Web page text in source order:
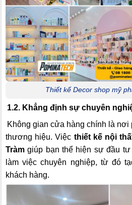
Thiết kế Decor shop mỹ
1.2. Khẳng định sự chuyên
Không gian cửa hàng chính là nơi
thương hiệu. Việc thiết kế nội
Tràm giúp bạn thể hiện sự đầu tư
làm việc chuyên nghiệp, từ đó
khách hàng.